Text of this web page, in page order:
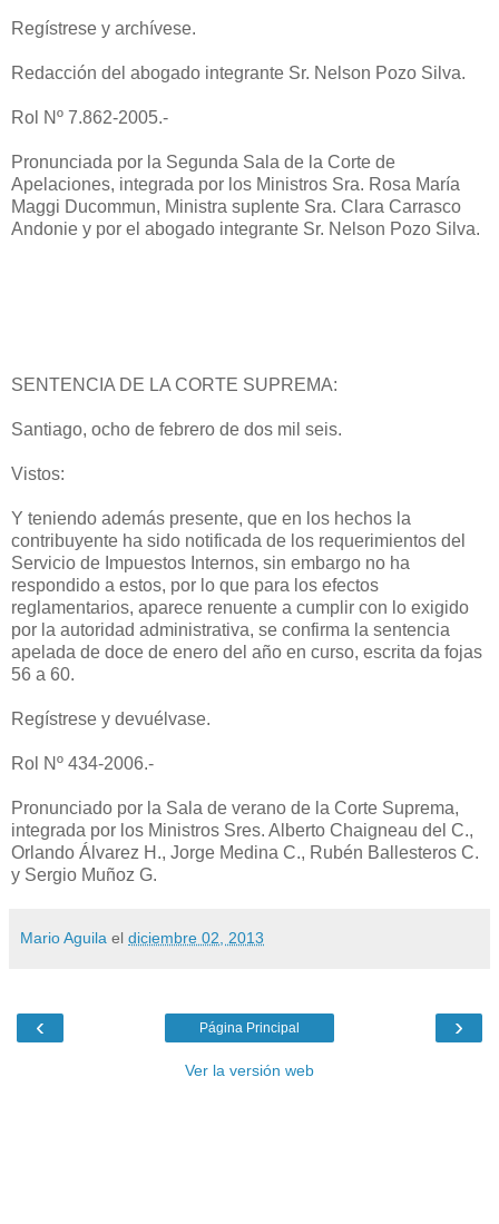
Regístrese y archívese.
Redacción del abogado integrante Sr. Nelson Pozo Silva.
Rol Nº 7.862-2005.-
Pronunciada por la Segunda Sala de la Corte de
Apelaciones, integrada por los Ministros Sra. Rosa María
Maggi Ducommun, Ministra suplente Sra. Clara Carrasco
Andonie y por el abogado integrante Sr. Nelson Pozo Silva.
SENTENCIA DE LA CORTE SUPREMA:
Santiago, ocho de febrero de dos mil seis.
Vistos:
Y teniendo además presente, que en los hechos la
contribuyente ha sido notificada de los requerimientos del
Servicio de Impuestos Internos, sin embargo no ha
respondido a estos, por lo que para los efectos
reglamentarios, aparece renuente a cumplir con lo exigido
por la autoridad administrativa, se confirma la sentencia
apelada de doce de enero del año en curso, escrita da fojas
56 a 60.
Regístrese y devuélvase.
Rol Nº 434-2006.-
Pronunciado por la Sala de verano de la Corte Suprema,
integrada por los Ministros Sres. Alberto Chaigneau del C.,
Orlando Álvarez H., Jorge Medina C., Rubén Ballesteros C.
y Sergio Muñoz G.
Mario Aguila el diciembre 02, 2013
‹ ›
Página Principal
Ver la versión web